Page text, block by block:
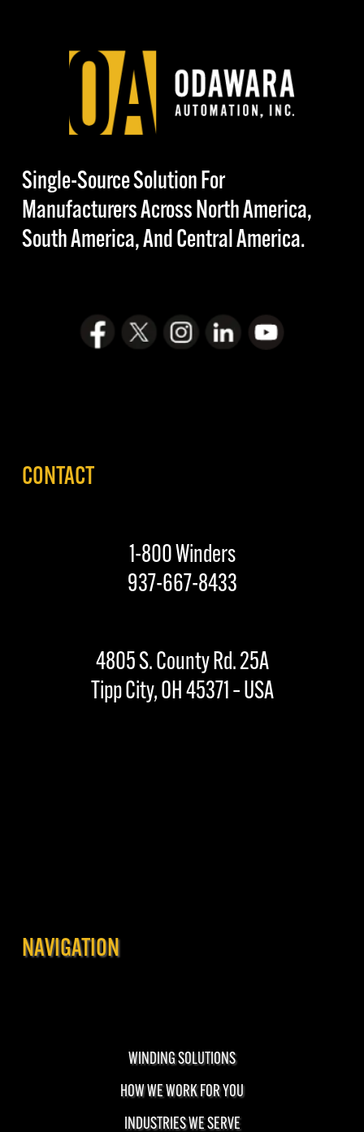
Single-Source Solution For
Manufacturers Across North America,
South America, And Central America.
CONTACT
1-800 Winders
937-667-8433
4805 S. County Rd. 25A
Tipp City, OH 45371 – USA
NAVIGATION
WINDING SOLUTIONS
HOW WE WORK FOR YOU
INDUSTRIES WE SERVE